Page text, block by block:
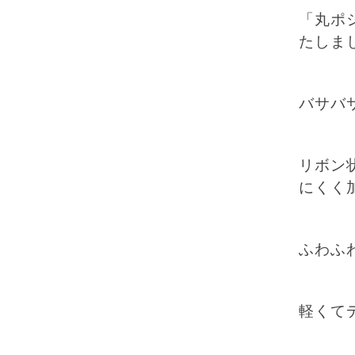
「丸
たしま
バサバ
リボン
にくく
ふわふ
軽くて